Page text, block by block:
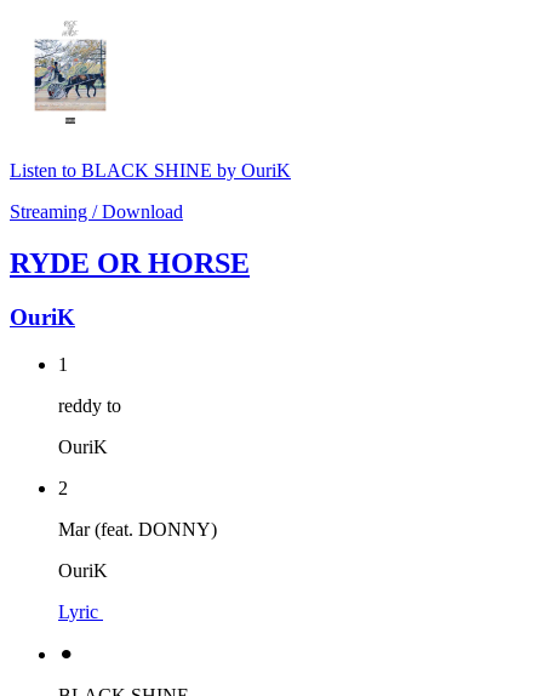
Listen to BLACK SHINE by OuriK
Streaming / Download
RYDE OR HORSE
OuriK
1
reddy to
OuriK
2
Mar (feat. DONNY)
OuriK
Lyric
⚫︎